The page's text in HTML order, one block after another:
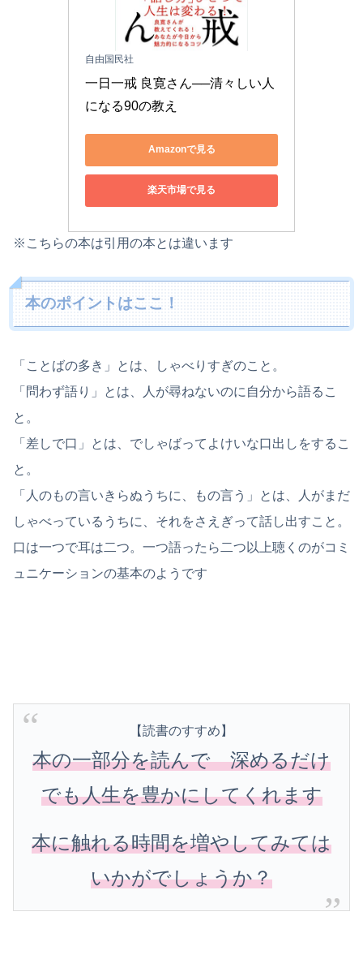
自由国民社
一日一戒 良寛さん──清々しい人
になる90の教え
Amazonで見る
楽天市場で見る
※こちらの本は引用の本とは違います
本のポイントはここ！
「ことばの多き」とは、しゃべりすぎのこと。
「問わず語り」とは、人が尋ねないのに自分から語るこ
と。
「差しで口」とは、でしゃばってよけいな口出しをするこ
と。
「人のもの言いきらぬうちに、もの言う」とは、人がまだ
しゃべっているうちに、それをさえぎって話し出すこと。
口は一つで耳は二つ。一つ語ったら二つ以上聴くのがコミ
ュニケーションの基本のようです
【読書のすすめ】
本の一部分を読んで 深めるだけ
でも人生を豊かにしてくれます
本に触れる時間を増やしてみては
いかがでしょうか？